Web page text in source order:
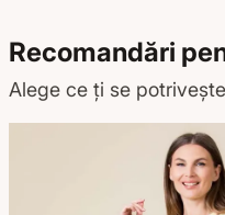
Recomandări
Alege ce ți se potrivește